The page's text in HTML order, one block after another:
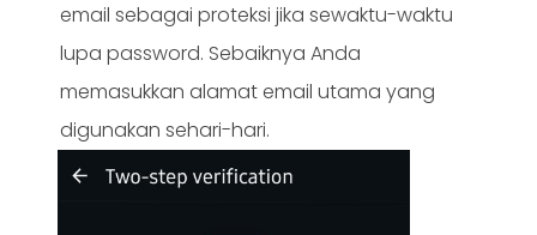
email sebagai proteksi jika sewaktu-waktu
lupa password. Sebaiknya Anda
memasukkan alamat email utama yang
digunakan sehari-hari.